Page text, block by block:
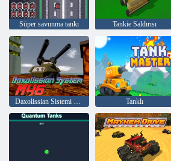
Süper savunma tankı Tankie Saldırısı
Daxolissian Sistemi M46 Tanklı